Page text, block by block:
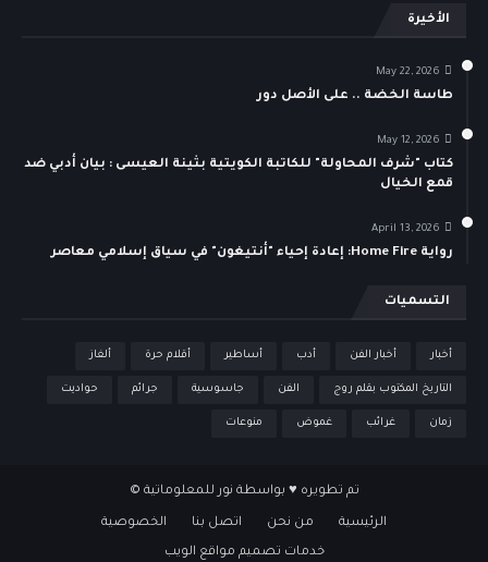
الأخيرة
May 22, 2026
طاسة الخضة .. على الأصل دور
May 12, 2026
كتاب "شرف المحاولة" للكاتبة الكويتية بثينة العيسى : بيان أدبي ضد
قمع الخيال
April 13, 2026
رواية Home Fire: إعادة إحياء "أنتيغون" في سياق إسلامي معاصر
التسميات
أخبار أخبار الفن أدب أساطير أقلام حرة ألغاز
التاريخ المكتوب بقلم روج الفن جاسوسية جرائم حواديت
زمان غرائب غموض منوعات
تم تطويره ♥ بواسطة نور للمعلوماتية ©
الرئيسية من نحن اتصل بنا الخصوصية
خدمات تصميم مواقع الويب